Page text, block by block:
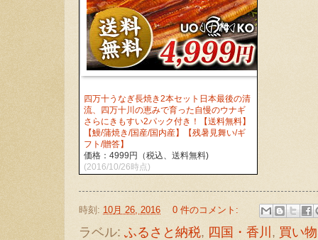
四万十うなぎ長焼き2本セット日本最後の清
流、四万十川の恵みで育った自慢のウナギ
さらにきもすい2パック付き！【送料無料】
【鰻/蒲焼き/国産/国内産】【残暑見舞い/ギ
フト/贈答】
価格：4999円（税込、送料無料)
(2016/10/26時点)
時刻: 10月 26, 2016 0 件のコメント:
ラベル: ふるさと納税, 四国・香川 , 買い